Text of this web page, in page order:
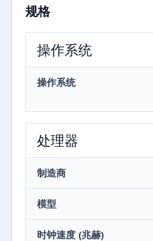
规格
操作系统
操作系统
处理器
制造商
模型
时钟速度 (兆赫)